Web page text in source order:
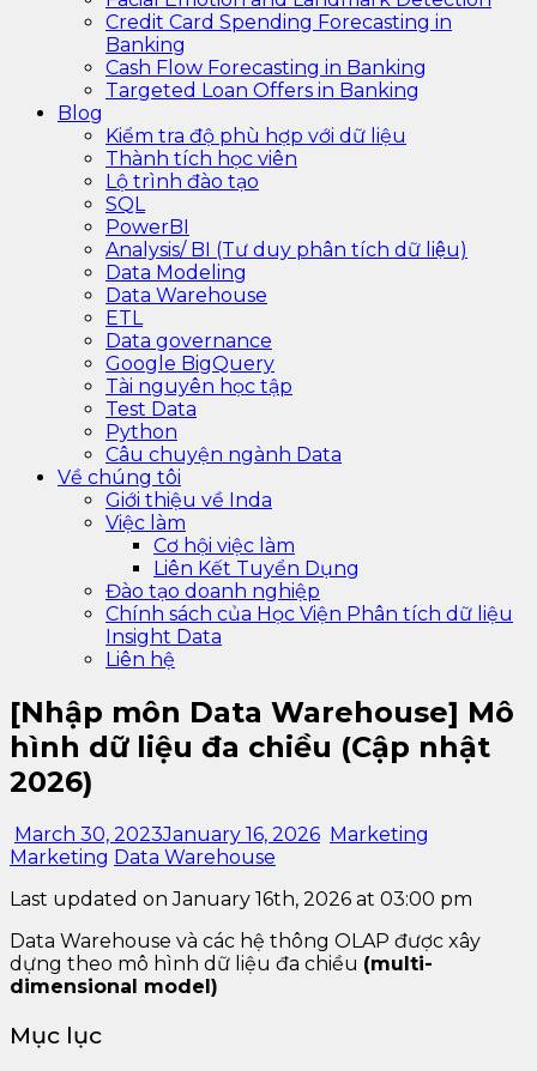
Credit Card Spending Forecasting in
Banking
Cash Flow Forecasting in Banking
Targeted Loan Offers in Banking
Blog
Kiểm tra độ phù hợp với dữ liệu
Thành tích học viên
Lộ trình đào tạo
SQL
PowerBI
Analysis/ BI (Tư duy phân tích dữ liệu)
Data Modeling
Data Warehouse
ETL
Data governance
Google BigQuery
Tài nguyên học tập
Test Data
Python
Câu chuyện ngành Data
Về chúng tôi
Giới thiệu về Inda
Việc làm
Cơ hội việc làm
Liên Kết Tuyển Dụng
Đào tạo doanh nghiệp
Chính sách của Học Viện Phân tích dữ liệu
Insight Data
Liên hệ
[Nhập môn Data Warehouse] Mô
hình dữ liệu đa chiều (Cập nhật
2026)
March 30, 2023January 16, 2026 Marketing
Marketing Data Warehouse
Last updated on January 16th, 2026 at 03:00 pm
Data Warehouse và các hệ thông OLAP được xây
dựng theo mô hình dữ liệu đa chiều (multi-
dimensional model)
Mục lục